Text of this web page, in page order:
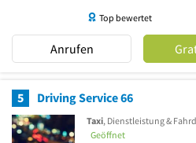
Top bewertet
Anrufen
5 Driving Service 66
Taxi, Dienstleistung &
Geöffnet